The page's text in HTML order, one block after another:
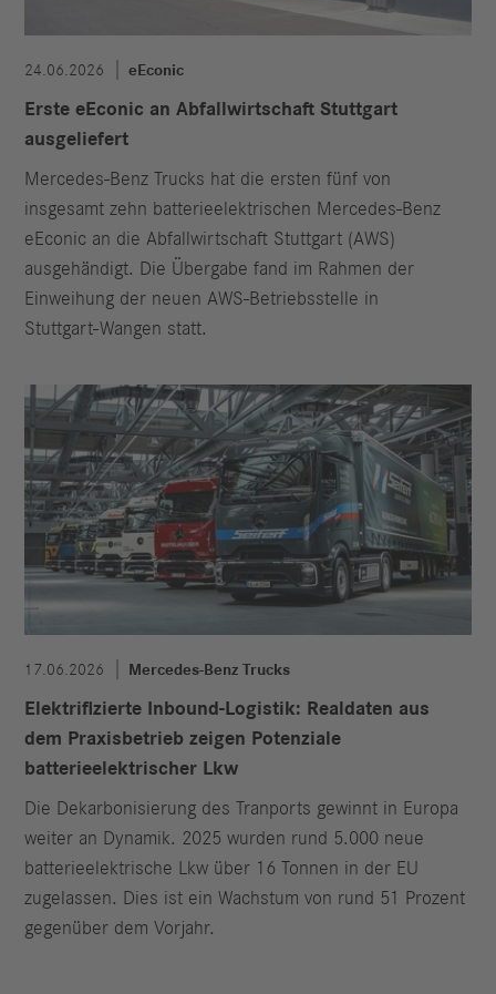
24.06.2026 eEconic
Erste eEconic an Abfallwirtschaft Stuttgart
ausgeliefert
Mercedes‑Benz Trucks hat die ersten fünf von
insgesamt zehn batterieelektrischen Mercedes-Benz
eEconic an die Abfallwirtschaft Stuttgart (AWS)
ausgehändigt. Die Übergabe fand im Rahmen der
Einweihung der neuen AWS-Betriebsstelle in
Stuttgart‑Wangen statt.
17.06.2026 Mercedes-Benz Trucks
Elektrifizierte Inbound-Logistik: Realdaten aus
dem Praxisbetrieb zeigen Potenziale
batterieelektrischer Lkw
Die Dekarbonisierung des Tranports gewinnt in Europa
weiter an Dynamik. 2025 wurden rund 5.000 neue
batterieelektrische Lkw über 16 Tonnen in der EU
zugelassen. Dies ist ein Wachstum von rund 51 Prozent
gegenüber dem Vorjahr.